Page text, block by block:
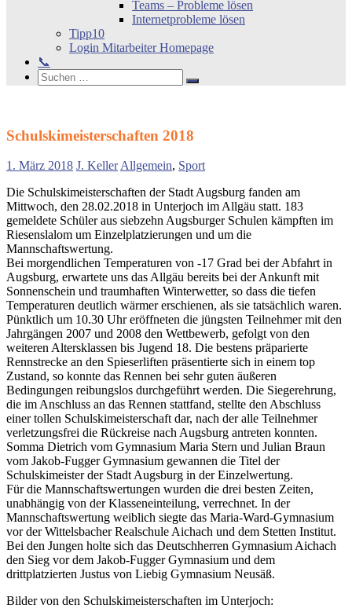
Teams – Probleme lösen
Internetprobleme lösen
Tipp10
Login Mitarbeiter Homepage
📞
Search
Suchen
nach:
Suchen
Schulskimeisterschaften 2018
1. März 2018 J. KellerAllgemein, Sport
Die Schulskimeisterschaften der Stadt Augsburg fanden am
Mittwoch, den 28.02.2018 in Unterjoch im Allgäu statt. 183
gemeldete Schüler aus siebzehn Augsburger Schulen kämpften im
Riesenslalom um Einzelplatzierungen und um die
Mannschaftswertung.
Bei morgendlichen Temperaturen von -17 Grad bei der Abfahrt in
Augsburg, erwartete uns das Allgäu bereits bei der Ankunft mit
Sonnenschein und traumhaften Winterwetter, so dass die tiefen
Temperaturen deutlich wärmer erschienen, als sie tatsächlich waren.
Pünktlich um 10.30 Uhr eröffneten die jüngsten Teilnehmer mit den
Jahrgängen 2007 und 2008 den Wettbewerb, gefolgt von den
weiteren Altersklassen bis Jugend 18. Die bestens präparierte
Rennstrecke an den Spieserliften präsentierte sich in einem top
Zustand, so konnte das Rennen bei sehr guten äußeren
Bedingungen reibungslos durchgeführt werden. Die Siegerehrung,
die im Anschluss an das Rennen stattfand, stellte den Abschluss
einer tollen Schulskimeisterschaft dar, nach der alle Teilnehmer
verletzungsfrei die Rückreise nach Augsburg antreten konnten.
Somma Dietrich vom Gymnasium Maria Stern und Julian Braun
vom Jakob-Fugger Gymnasium gewannen die Titel der
Schulskimeister der Stadt Augsburg in der Einzelwertung.
Für die Mannschaftswertungen wurden die drei besten Zeiten,
unabhängig von der Klasseneinteilung, verrechnet. In der
Mannschaftswertung weiblich siegte das Maria-Ward-Gymnasium
vor der Wittelsbacher Realschule Aichach und dem Stetten Institut.
Bei den Jungen holte sich das Deutschherren Gymnasium Aichach
den Sieg vor dem Jakob-Fugger Gymnasium und dem
drittplatzierten Justus von Liebig Gymnasium Neusäß.
Bilder von den Schulskimeisterschaften im Unterjoch: